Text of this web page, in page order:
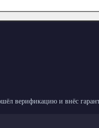
верификацию и внёс